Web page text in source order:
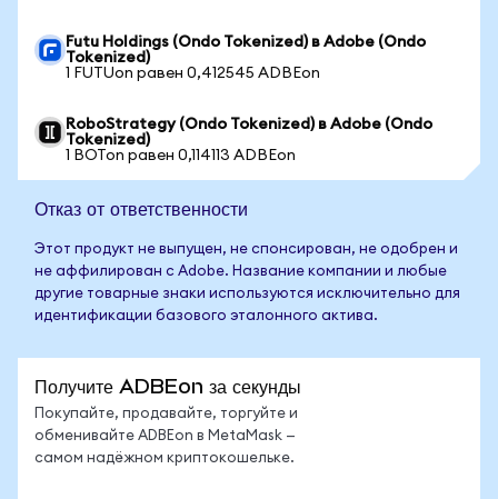
Futu Holdings (Ondo Tokenized) в Adobe (Ondo
Tokenized)
1 FUTUon равен 0,412545 ADBEon
RoboStrategy (Ondo Tokenized) в Adobe (Ondo
Tokenized)
1 BOTon равен 0,114113 ADBEon
Отказ от ответственности
Этот продукт не выпущен, не спонсирован, не одобрен и
не аффилирован с Adobe. Название компании и любые
другие товарные знаки используются исключительно для
идентификации базового эталонного актива.
Получите ADBEon за секунды
Покупайте, продавайте, торгуйте и
обменивайте ADBEon в MetaMask —
самом надёжном криптокошельке.